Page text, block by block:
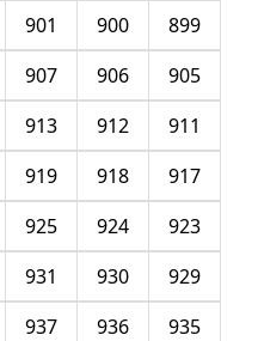
899
900
901
905
906
907
911
912
913
917
918
919
923
924
925
929
930
931
935
936
937